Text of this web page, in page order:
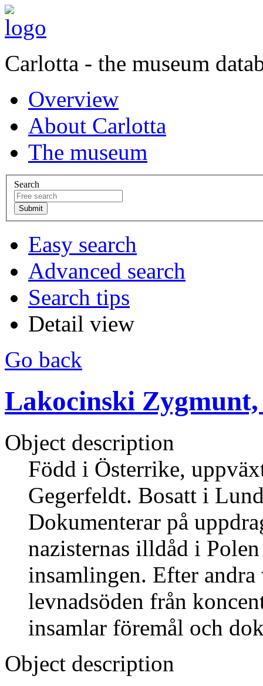
Carlotta - the museum
Overview
About Carlotta
The museum
Search
Easy search
Advanced search
Search tips
Detail view
Go back
Lakocinski
Object description
Född i Österrike,
Gegerfeldt. Bosatt i
Dokumenterar på
nazisternas illdåd i
insamlingen. Efter
levnadsöden från
insamlar föremål och
Object description